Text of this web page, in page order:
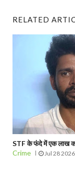
RELATED
STF के फंदे में एक लाख
Crime
Jul 28 2026